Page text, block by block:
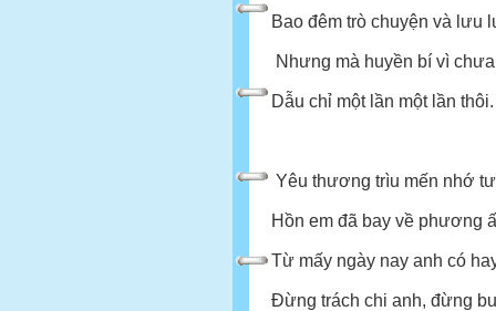
Bao đêm trò chuyện và lưu
Nhưng mà huyền bí vì
Dẫu chỉ một lần một lần thôi.
Yêu thương trìu mến nhớ
Hồn em đã bay về phương
Từ mấy ngày nay anh có
Đừng trách chi anh, đừng